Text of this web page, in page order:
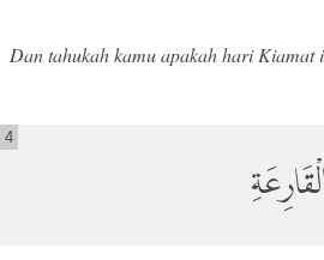
Dan tahukah kamu apakah hari Kiamat
4